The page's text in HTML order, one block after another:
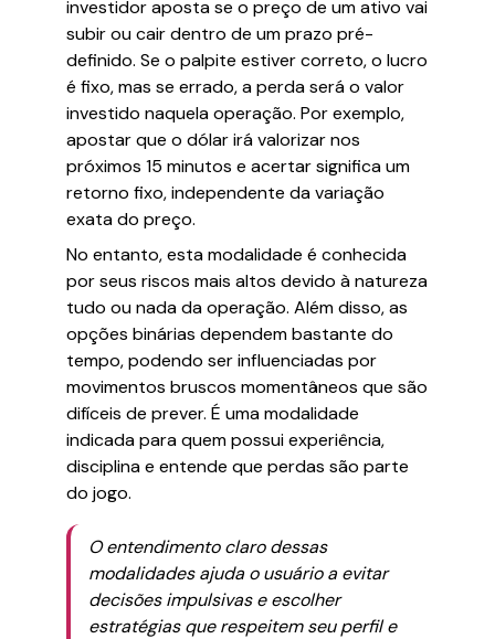
investidor aposta se o preço de um ativo vai
subir ou cair dentro de um prazo pré-
definido. Se o palpite estiver correto, o lucro
é fixo, mas se errado, a perda será o valor
investido naquela operação. Por exemplo,
apostar que o dólar irá valorizar nos
próximos 15 minutos e acertar significa um
retorno fixo, independente da variação
exata do preço.
No entanto, esta modalidade é conhecida
por seus riscos mais altos devido à natureza
tudo ou nada da operação. Além disso, as
opções binárias dependem bastante do
tempo, podendo ser influenciadas por
movimentos bruscos momentâneos que são
difíceis de prever. É uma modalidade
indicada para quem possui experiência,
disciplina e entende que perdas são parte
do jogo.
O entendimento claro dessas
modalidades ajuda o usuário a evitar
decisões impulsivas e escolher
estratégias que respeitem seu perfil e